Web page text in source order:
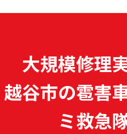
大規模修理
越谷市の雹害
ミ救急